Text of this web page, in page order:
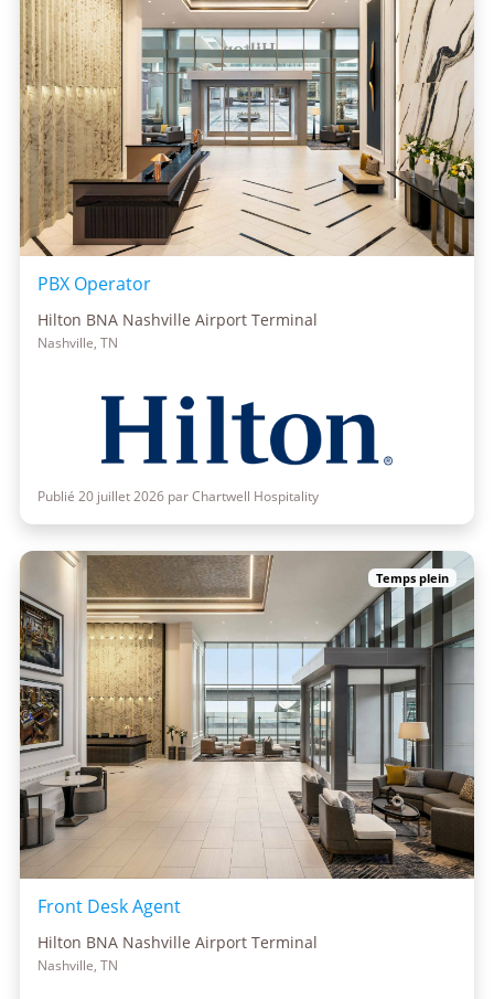
PBX Operator
Hilton BNA Nashville Airport Terminal
Nashville, TN
Publié 20 juillet 2026 par Chartwell Hospitality
Temps plein
Front Desk Agent
Hilton BNA Nashville Airport Terminal
Nashville, TN